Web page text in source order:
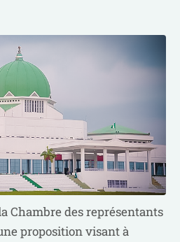
Chambre des représentants
proposition visant à